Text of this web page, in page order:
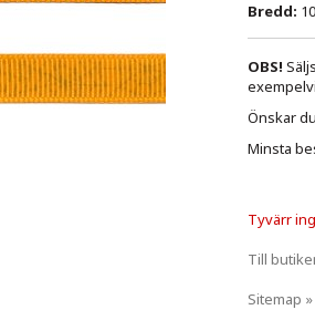
Bredd:
OBS!
Önskar
Minsta
Tyvärr
Till
Sitemap »